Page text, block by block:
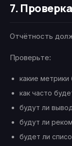
7.
Отчётность
Проверьте:
какие метрики
как часто
будут ли
будут ли
будет ли